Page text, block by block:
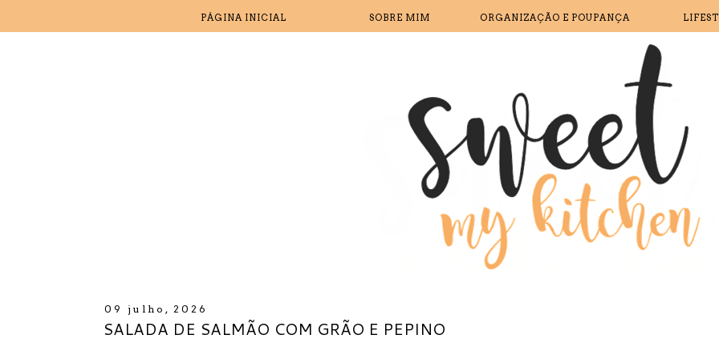
PÁGINA INICIAL SOBRE MIM ORGANIZAÇÃO E POUPANÇA
09 julho, 2026
SALADA DE SALMÃO COM GRÃO E PEPINO